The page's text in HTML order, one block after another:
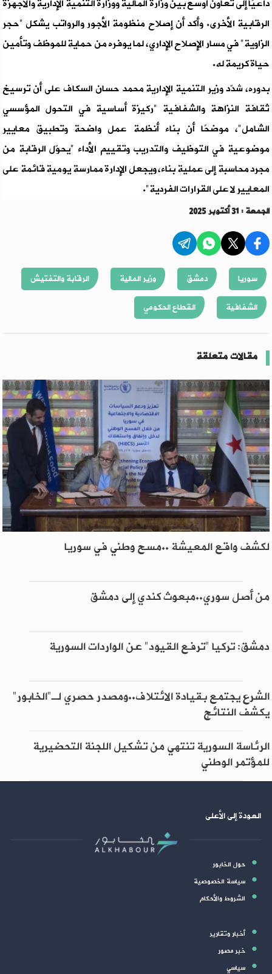
الرقابية الأخرى. وأكد أن إصلاح منظومة الأجور والرواتب يشكل "حجر
الزاوية" في مسار الإصلاح الإداري، لما يوفره من حماية للموظف وتأمين
حياة كريمة له.
بدوره، شدّد وزير التنمية الإدارية محمد حسان السكاف على أن ترسيخ
ثقافة النزاهة والشفافية "ركيزة أساسية في التحول المؤسسي
الشامل"، موضحًا أن بناء أنظمة عمل واضحة وتطبيق معايير
موضوعية في التوظيف والتدريب وتقييم الأداء "يحوّل الرقابة من
مجرد محاسبة إلى عملية بناء، ويجعل الإدارة ممارسة يومية قائمة على
المعايير لا على القرارات الفردية".
الجمعة : 31 أكتوبر 2025
سوريا دمشق وزير المالية
الرقابة والتفتيش
الشفافية
القطاع الحكومي
مقالات متعلقة
لكشف واقع المعيشة ..مسح وطني في سوريا
من أصل سوري..مبعوث كندي إلى دمشق
دمشق: تركيا "ترفع القيود" عن الواردات السورية
الشرع يجتمع بقيادة الائتلاف..ومصدر حصري لـ"الخابور"
يكشف النتائج
الرئاسة السورية تنتهي من تشكيل اللجنة التحضيرية
للمؤتمر الوطني
العودة إلى الأعلى
حول الخابور
سياسة الخصوصية
الشروط والأحكام
أخبار وتقارير
خبر مصور
سياسي